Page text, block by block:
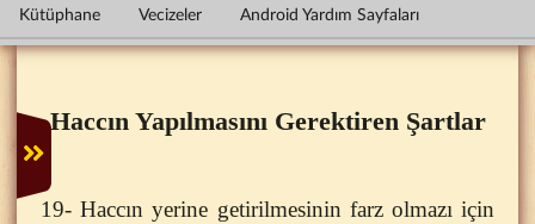
Kütüphane Vecizeler Android Yardım Sayfaları
Haccın Yapılmasını Gerektiren Şartlar
19- Haccın yerine getirilmesinin farz olmazı için